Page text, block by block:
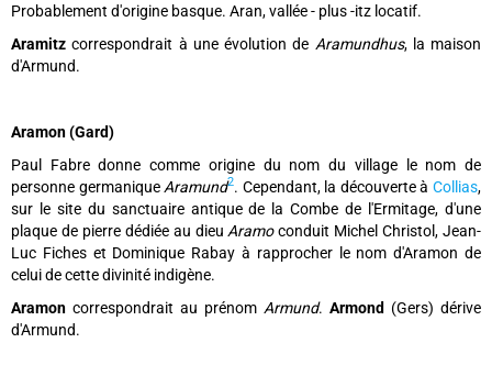
Probablement d'origine basque. Aran, vallée - plus -itz locatif.
Aramitzcorrespondrait à une évolution de Aramundhus, la maison
d'Armund.
Aramon (Gard)
Paul Fabre donne comme origine du nom du village le nom de
personne germanique Aramund2. Cependant, la découverte àCollias,
sur le site du sanctuaire antique de la Combe de l'Ermitage, d'une
plaque de pierre dédiée au dieu Aramoconduit Michel Christol, Jean-
Luc Fiches et Dominique Rabay à rapprocher le nom d'Aramon de
celui de cette divinité indigène.
Aramon correspondrait au prénom Armund. Armond (Gers) dérive
d'Armund.